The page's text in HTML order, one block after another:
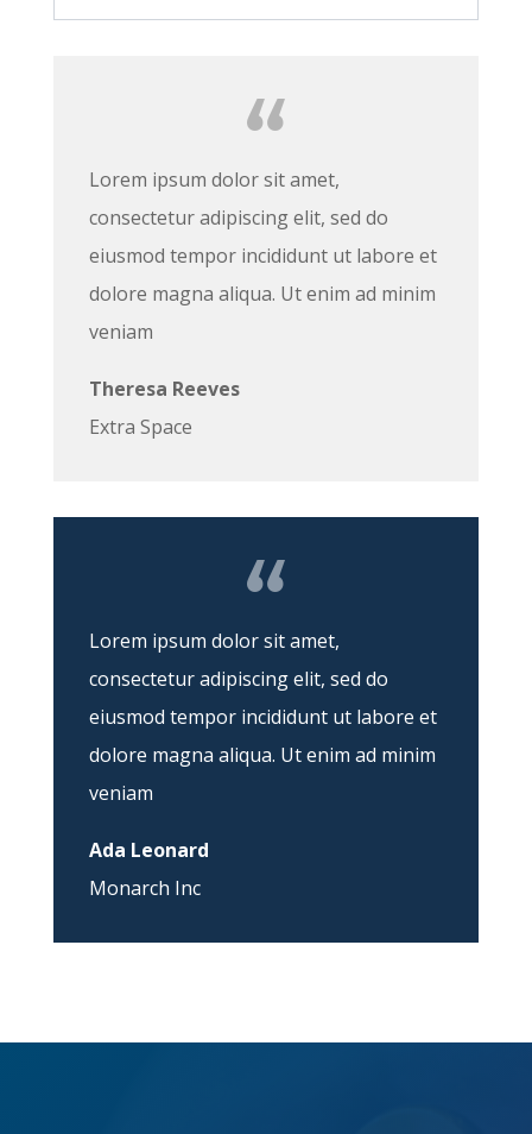
Lorem ipsum dolor sit amet,
consectetur adipiscing elit, sed do
eiusmod tempor incididunt ut labore et
dolore magna aliqua. Ut enim ad minim
veniam
Theresa Reeves
Extra Space
Lorem ipsum dolor sit amet,
consectetur adipiscing elit, sed do
eiusmod tempor incididunt ut labore et
dolore magna aliqua. Ut enim ad minim
veniam
Ada Leonard
Monarch Inc